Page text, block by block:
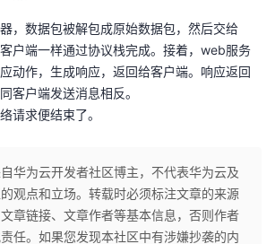
，数据包被解包成原始数据包，然后交给
户端一样通过协议栈完成。接着，web服务
动作，生成响应，返回给客户端。响应返回
客户端发送消息相反。
请求便结束了。
自华为云开发者社区博主，不代表华为云及
观点和立场。转载时必须标注文章的来源
文章链接、文章作者等基本信息，否则作者
任。如果您发现本社区中有涉嫌抄袭的内